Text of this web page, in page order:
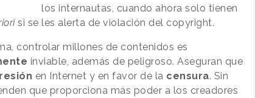
los internautas, cuando ahora solo tienen
si se les alerta de violación del copyright.
controlar millones de contenidos es
inviable, además de peligroso. Aseguran que
en Internet y en favor de la censura. Sin
que proporciona más poder a los creadores